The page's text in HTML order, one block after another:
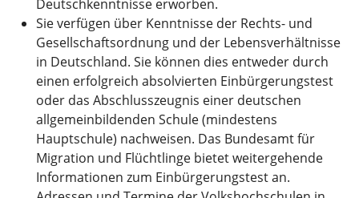
Deutschkenntnisse erworben.
Sie verfügen über Kenntnisse der Rechts- und
Gesellschaftsordnung und der Lebensverhältnisse
in Deutschland. Sie können dies entweder durch
einen erfolgreich absolvierten Einbürgerungstest
oder das Abschlusszeugnis einer deutschen
allgemeinbildenden Schule (mindestens
Hauptschule) nachweisen. Das Bundesamt für
Migration und Flüchtlinge bietet weitergehende
Informationen zum Einbürgerungstest an.